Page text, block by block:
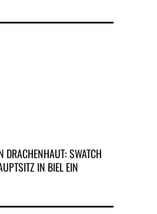
DRACHENHAUT: SWATCH
IN BIEL EIN